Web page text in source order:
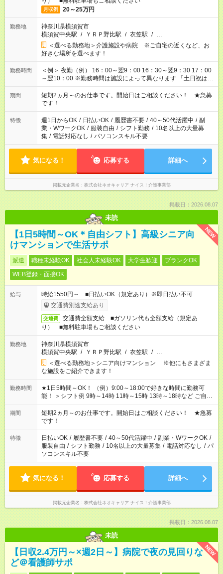
月収例 20～25万円
勤務地
神奈川県横須賀市
横須賀中央駅 / ＹＲＰ野比駅 / 衣笠駅 / …
＜選べる勤務地＞介護施設や病院 ※ご自宅の近くなど、お
好きな場所を選べます！
勤務時間
＜例＞ 夜勤（例） 16：00～翌9：00 16：30～翌9：30 17：00
～翌10：00 ※勤務時間は施設によって異なります 「土日祝は休
みたい」 「しっかり稼ぎたい」 「もう少し遅い時間から始めた
い」など ご希望にあったお仕事をご案内いたします。 ※未経験
の方の場合は1～2ヶ月間は日中での仕事を経験いただき、 お
仕事に慣れてからの夜勤になります。 ★家庭の都合でお休みが
必要な場合も遠慮なくご相談ください。
期間
短期2ヵ月～のお仕事です。開始日はご相談ください！ ★急募
です！
特徴 週1日からOK / 日払いOK / 履歴書不要 / 40～50代活躍中 / 副
業・WワークOK / 服装自由 / シフト勤務 / 10名以上の大量募
集 / 電話対応なし / パソコンスキル不要
気になる！ 応募する 詳細へ
掲載元企業名 株式会社ネオキャリア ナイス！介護事業部
掲載日：2026.08.07
未読
NEW
【1日5時間～OK＊自由シフト】高級シニア向
けマンションで生活サポ
派遣 職種未経験OK 社会人未経験OK 大学生歓迎
ブランクOK
WEB登録・面接OK
給与
時給1550円～ ■日払いOK（規定あり）※即日払い不可
交通費別途支給あり
交通費
交通費全額支給 ■ガソリン代も全額支給（規定あ
り） ■無料駐車場もご相談ください
勤務地
神奈川県横須賀市
横須賀中央駅 / ＹＲＰ野比駅 / 衣笠駅 / …
＜選べる勤務地＞シニア向けマンション ※他にもさまざま
な施設をご紹介できます！
勤務時間
★1日5時間～OK！ （例）9:00～18:00で好きな時間に勤務可
能！ ＞シフト例 9時～14時 11時～15時 13時～18時など ご自身
のご都合に合わせて勤務時間をご相談ください！ ★家庭の都合
でお休みや時間の調整が必要な場合も遠慮なくご相談くださ
い。
期間
短期2ヵ月～のお仕事です。開始日はご相談ください！ ★急募
です！
特徴 日払いOK / 履歴書不要 / 40～50代活躍中 / 副業・WワークOK /
服装自由 / シフト勤務 / 10名以上の大量募集 / 電話対応なし / パ
ソコンスキル不要
気になる！ 応募する 詳細へ
掲載元企業名 株式会社ネオキャリア ナイス！介護事業部
掲載日：2026.08.07
未読
NEW
【日収2.4万円～×週2日～】病院で夜の見回りな
ど＠看護師サポ